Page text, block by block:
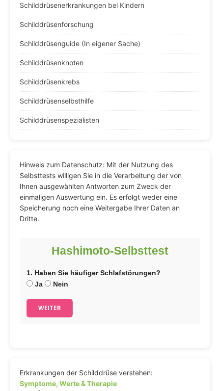
Schilddrüsenerkrankungen bei Kindern
Schilddrüsenforschung
Schilddrüsenguide (In eigener Sache)
Schilddrüsenknoten
Schilddrüsenkrebs
Schilddrüsenselbsthilfe
Schilddrüsenspezialisten
Hinweis zum Datenschutz: Mit der Nutzung des
Selbsttests willigen Sie in die Verarbeitung der von
Ihnen ausgewählten Antworten zum Zweck der
einmaligen Auswertung ein. Es erfolgt weder eine
Speicherung noch eine Weitergabe Ihrer Daten an
Dritte.
Hashimoto-Selbsttest
1. Haben Sie häufiger Schlafstörungen?
Ja
Nein
WEITER
Erkrankungen der Schilddrüse verstehen:
Symptome, Werte & Therapie